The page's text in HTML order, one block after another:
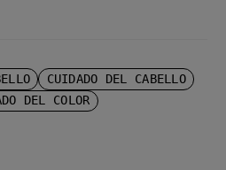
CUIDADO DEL CABELLO
DEL COLOR